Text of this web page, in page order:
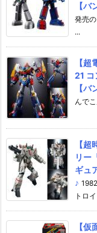
【
発売
...
【
21 コ
【
んで
【
リー
ギュ
♪
トロ
【